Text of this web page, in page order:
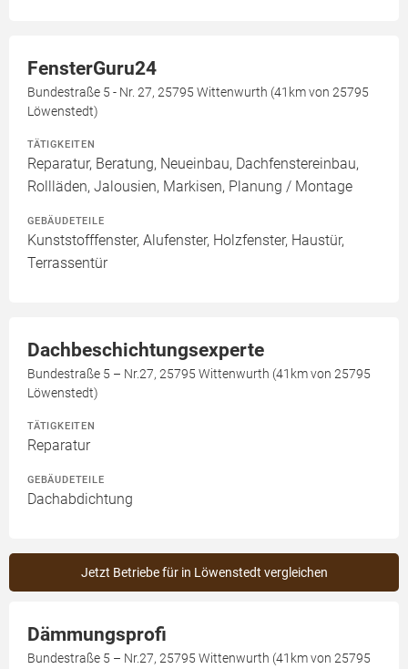
FensterGuru24
Bundestraße 5 - Nr. 27, 25795 Wittenwurth (41km von 25795
Löwenstedt)
TÄTIGKEITEN
Reparatur, Beratung, Neueinbau, Dachfenstereinbau,
Rollläden, Jalousien, Markisen, Planung / Montage
GEBÄUDETEILE
Kunststofffenster, Alufenster, Holzfenster, Haustür,
Terrassentür
Dachbeschichtungsexperte
Bundestraße 5 – Nr.27, 25795 Wittenwurth (41km von 25795
Löwenstedt)
TÄTIGKEITEN
Reparatur
GEBÄUDETEILE
Dachabdichtung
Jetzt Betriebe für in Löwenstedt vergleichen
Dämmungsprofi
Bundestraße 5 – Nr.27, 25795 Wittenwurth (41km von 25795